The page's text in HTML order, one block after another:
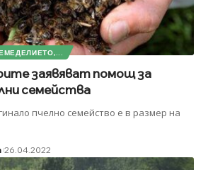
заявяват помощ за
семейства
пчелно семейство е в размер на
26.04.2022